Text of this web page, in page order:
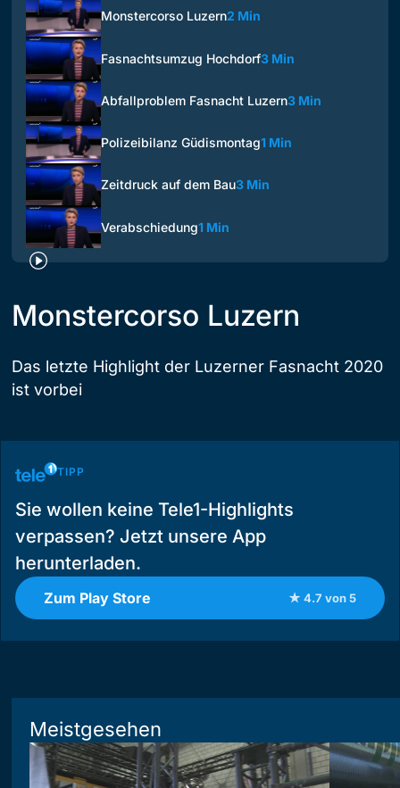
Monstercorso Luzern2 Min
Fasnachtsumzug Hochdorf3 Min
Abfallproblem Fasnacht Luzern3 Min
Polizeibilanz Güdismontag1 Min
Zeitdruck auf dem Bau3 Min
Verabschiedung1 Min
Monstercorso Luzern
Das letzte Highlight der Luzerner Fasnacht 2020
ist vorbei
TIPP
Sie wollen keine Tele1-Highlights
verpassen? Jetzt unsere App
herunterladen.
Zum Play Store ★ 4.7 von 5
Meistgesehen